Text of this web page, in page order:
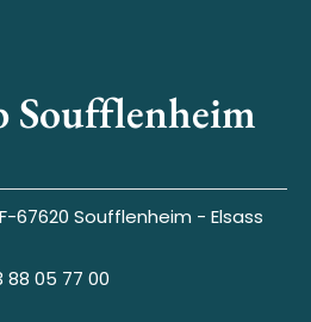
Soufflenheim
67620 Soufflenheim - Elsass
05 77 00